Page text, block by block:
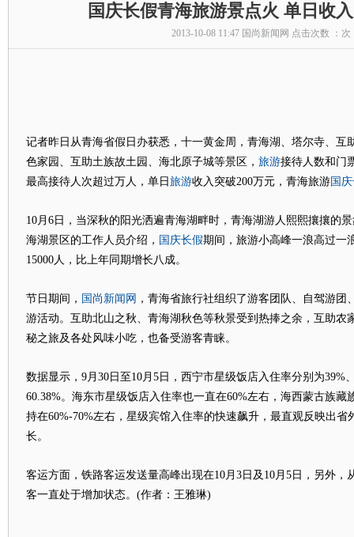
国庆长假青海旅游景点火 单日收
2013-10-08 11:47 国尚新闻网 点击次数 ： 次
记者昨日从青海省假日办获悉，十一黄金周，青海湖、塔尔寺、互
色家园、互助土族故土园、海北原子城等景区， 旅游接待人数和门
最高接待人次超过万人，单日 旅游收入突破200万元，青海旅游国庆
10月6日，当深秋的阳光洒遍青海湖畔时，青海湖游人熙熙攘攘的
海湖景区的工作人员介绍， 国庆长假期间，旅游小高峰一浪高过一
15000人，比上年同期增长八成。
节日期间， 国尚新闻网 ，青海省旅行社组织了游客团队、自驾游团
游活动。互助北山之秋、青海湖秋色等秋景受到热捧之余，互助农
秘之旅及各处风味小吃，也备受游客青睐。
数据显示，9月30日至10月5日，西宁市星级饭店入住率分别为39%
60.38%。海东市星级饭店入住率也一直在60%左右，海西蒙古族藏
持在60%-70%左右，星级宾馆入住率的快速飙升，最直观反映出省
长。
客运方面，铁路客运发送量高峰出现在10月3日及10月5日，另外，
客一直处于增加状态。(作者：王雅琳)